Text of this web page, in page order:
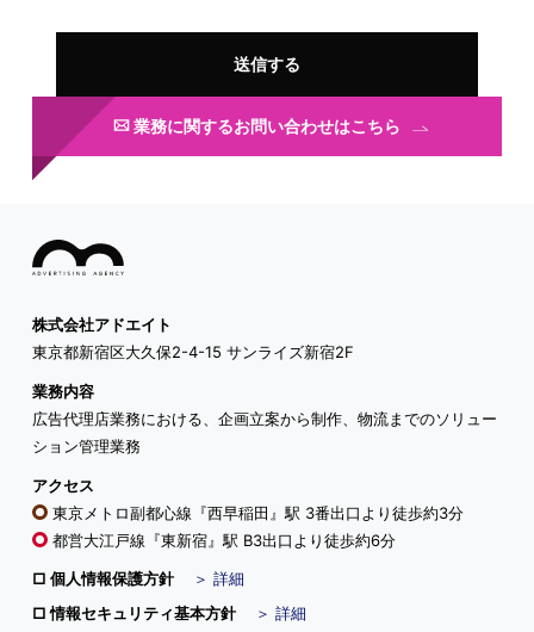
業務に関するお問い合わせはこちら
株式会社アドエイト
東京都新宿区大久保2-4-15 サンライズ新宿2F
業務内容
広告代理店業務における、企画立案から制作、物流までのソリュー
ション管理業務
アクセス
東京メトロ副都心線『西早稲田』駅 3番出口より徒歩約3分
都営大江戸線『東新宿』駅 B3出口より徒歩約6分
個人情報保護方針
＞ 詳細
情報セキュリティ基本方針
＞ 詳細